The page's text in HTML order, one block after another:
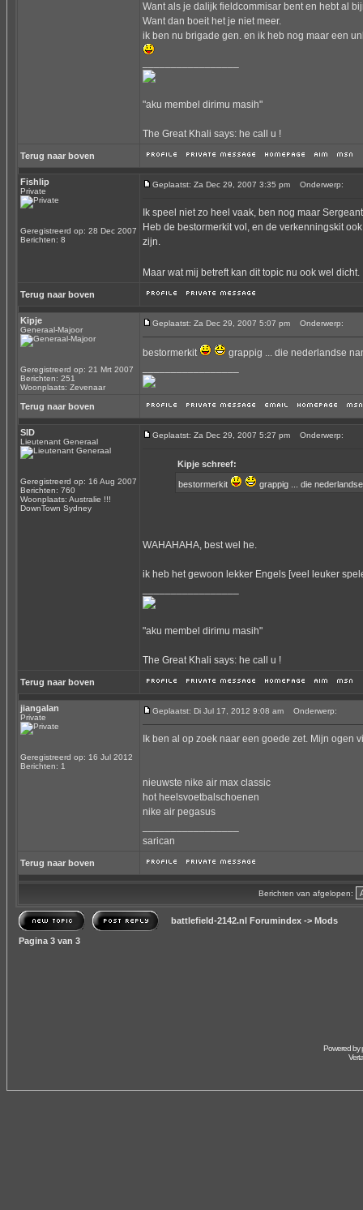
Want als je dalijk fieldcommisar bent en hebt al
Want dan boeit het je niet meer.
ik ben nu brigade gen. en ik heb nog maar een
"aku membel dirimu masih"
The Great Khali says: he call u !
Terug naar boven
Fishlip
Private
Geregistreerd op: 28 Dec 2007
Berichten: 8
Geplaatst: Za Dec 29, 2007 3:35 pm Onderwerp:
Ik speel niet zo heel vaak, ben nog maar
Heb de bestormerkit vol, en de verkenningskit
zijn.
Maar wat mij betreft kan dit topic nu ook wel
Terug naar boven
Kipje
Generaal-Majoor
Geregistreerd op: 21 Mrt 2007
Berichten: 251
Woonplaats: Zevenaar
Geplaatst: Za Dec 29, 2007 5:07 pm Onderwerp:
bestormerkit
grappig ... die nederlandse
Terug naar boven
SID
Lieutenant Generaal
Geregistreerd op: 16 Aug 2007
Berichten: 760
Woonplaats: Australie !!!
DownTown Sydney
Geplaatst: Za Dec 29, 2007 5:27 pm Onderwerp:
Kipje schreef:
bestormerkit grappig ... die
WAHAHAHA, best wel he.
ik heb het gewoon lekker Engels [veel leuker
"aku membel dirimu masih"
The Great Khali says: he call u !
Terug naar boven
jiangalan
Private
Geregistreerd op: 16 Jul 2012
Berichten: 1
Geplaatst: Di Jul 17, 2012 9:08 am Onderwerp:
Ik ben al op zoek naar een goede zet. Mijn
nieuwste nike air max classic
hot heelsvoetbalschoenen
nike air pegasus
sarican
Terug naar boven
Berichten van afgelopen:
battlefield-2142.nl Forumindex -> Mods
Pagina 3 van 3
Powered by